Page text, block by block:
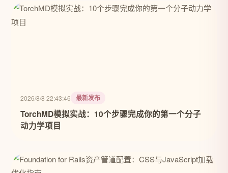
2026/8/8 22:43:46 最新发布
TorchMD模拟实战：10个步骤完成你的第一个分子
动力学项目